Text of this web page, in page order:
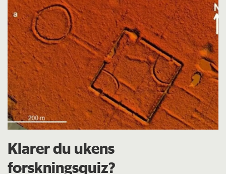
Klarer du ukens
forskningsquiz?